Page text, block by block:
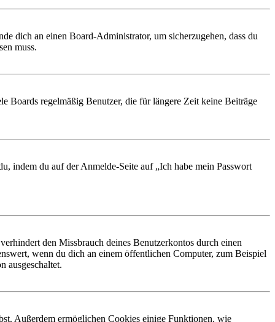
dich an einen Board-Administrator, um sicherzugehen, dass du
muss.
Boards regelmäßig Benutzer, die für längere Zeit keine Beiträge
indem du auf der Anmelde-Seite auf „Ich habe mein Passwort
den Missbrauch deines Benutzerkontos durch einen
wenn du dich an einem öffentlichen Computer, zum Beispiel
ausgeschaltet.
Außerdem ermöglichen Cookies einige Funktionen, wie